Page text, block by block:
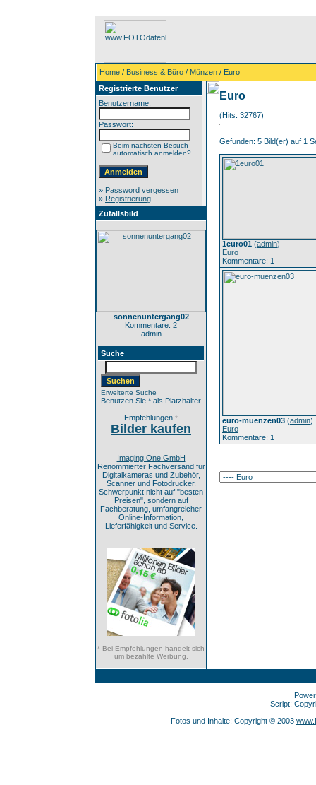
Home / Business & Büro / Münzen / Euro
Registrierte Benutzer
Benutzername:
Passwort:
Beim nächsten Besuch
automatisch anmelden?
» Password vergessen
» Registrierung
Zufallsbild
sonnenuntergang02
Kommentare: 2
admin
Suche
Erweiterte Suche
Benutzen Sie * als Platzhalter
Empfehlungen *
Bilder kaufen
Imaging One GmbH
Renommierter Fachversand für
Digitalkameras und Zubehör,
Scanner und Fotodrucker.
Schwerpunkt nicht auf "besten
Preisen", sondern auf
Fachberatung, umfangreicher
Online-Information,
Lieferfähigkeit und Service.
* Bei Empfehlungen handelt sich
um bezahlte Werbung.
Euro
(Hits: 32767)
Gefunden: 5 Bild(er) auf 1
1euro01 (admin)
Euro
Kommentare: 1
euro-muenzen03 (admin)
Euro
Kommentare: 1
Script:
Fotos und Inhalte: Copyright © 2003